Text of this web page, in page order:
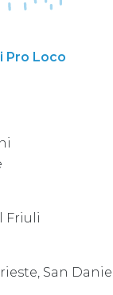
Pro Loco
Friuli
San